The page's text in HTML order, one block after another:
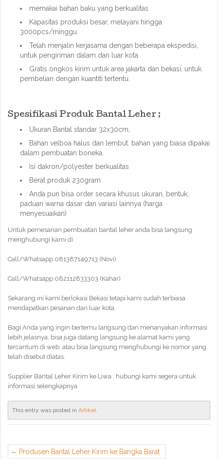
memakai bahan baku yang berkualitas
Kapasitas produksi besar, melayani hingga
3000pcs/minggu
Telah menjalin kerjasama dengan beberapa ekspedisi,
untuk pengiriman dalam dan luar kota
Gratis ongkos kirim untuk area jakarta dan bekasi, untuk
pembelian dengan kuantiti tertentu.
Spesifikasi Produk Bantal Leher ;
Ukuran Bantal standar 32x30cm,
Bahan velboa halus dan lembut. bahan yang biasa dipakai
dalam pembuatan boneka.
Isi dakron/polyester berkualitas
Berat produk 230gram
Anda pun bisa order secara khusus ukuran, bentuk,
paduan warna dasar dan variasi lainnya (harga
menyesuaikan)
Untuk pemesanan pembuatan bantal leher anda bisa langsung
menghubungi kami di
Call/Whatsapp 081387149713 (Novi)
Call/Whatsapp 082112833303 (Kahar)
Sekarang ini kami berlokasi Bekasi tetapi kami sudah terbiasa
mendapatkan pesanan dari luar kota.
Bagi Anda yang ingin bertemu langsung dan menanyakan informasi
lebih jelasnya, bisa juga datang langsung ke alamat kami yang
tercantum di web. atau bisa langsung menghubungi ke nomor yang
telah disebut diatas.
Supplier Bantal Leher Kirim ke Liwa , hubungi kami segera untuk
informasi selengkapnya
This entry was posted in Artikel.
Produsen Bantal Leher Kirim ke Bangka Barat